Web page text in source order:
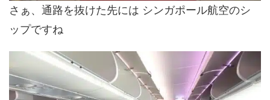
さぁ、通路を抜けた先には シンガポール航空のシ
ップですね